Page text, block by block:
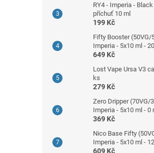
RY4 - Imperia -
příchuť 10 ml
199 Kč
Fifty Booster (50VG/
Imperia - 5x10 ml -
649 Kč
Lost Vape Ursa V3
ks
279 Kč
Zero Dripper (70VG/
Imperia - 5x10 ml - 0
369 Kč
Nico Base Fifty
Imperia - 5x10 ml -
609 Kč